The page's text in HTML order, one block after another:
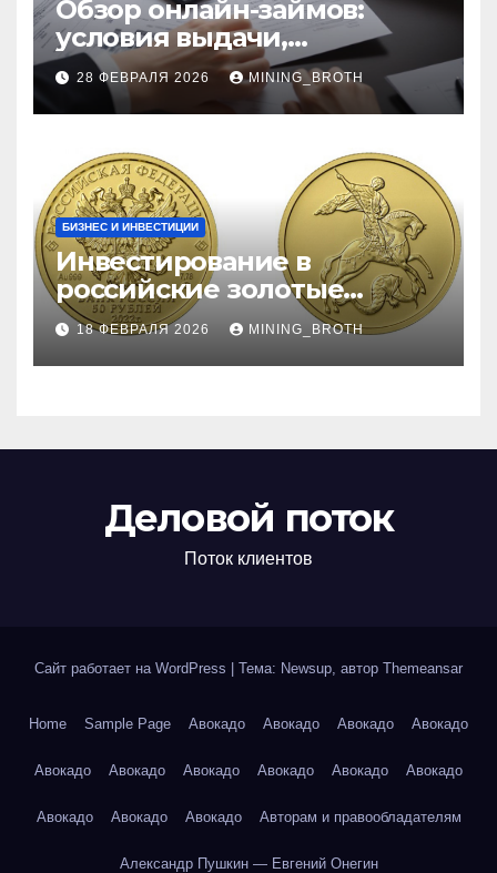
Обзор онлайн-займов:
условия выдачи,
процентные ставки и
требования к заемщикам
28 ФЕВРАЛЯ 2026 MINING_BROTH
БИЗНЕС И ИНВЕСТИЦИИ
Инвестирование в
российские золотые
монеты: подробное
руководство
18 ФЕВРАЛЯ 2026 MINING_BROTH
Деловой поток
Поток клиентов
Сайт работает на WordPress Тема: Newsup, автор Themeansar
Home Sample Page Авокадо Авокадо Авокадо Авокадо
Авокадо Авокадо Авокадо Авокадо Авокадо Авокадо
Авокадо Авокадо Авокадо Авторам и правообладателям
Александр Пушкин — Евгений Онегин